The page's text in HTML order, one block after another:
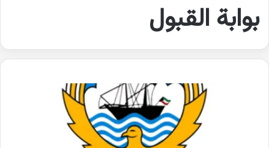
بوابة القبول